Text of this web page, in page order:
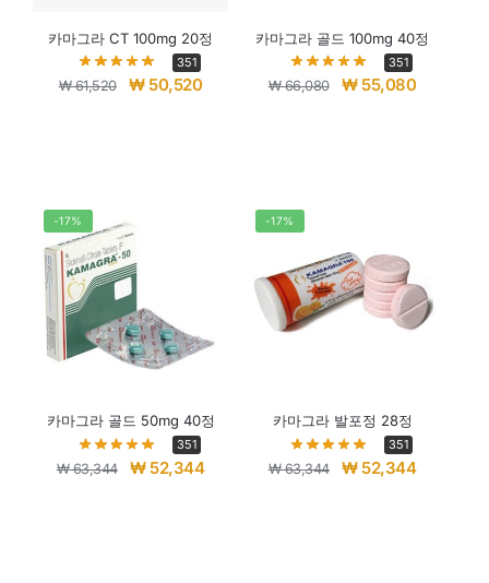
카마그라 CT 100mg 20정
351
₩61,520 ₩50,520
카마그라 골드 100mg 40정
351
₩66,080 ₩55,080
-17%
카마그라 골드 50mg 40정
351
₩63,344 ₩52,344
-17%
카마그라 발포정 28정
351
₩63,344 ₩52,344